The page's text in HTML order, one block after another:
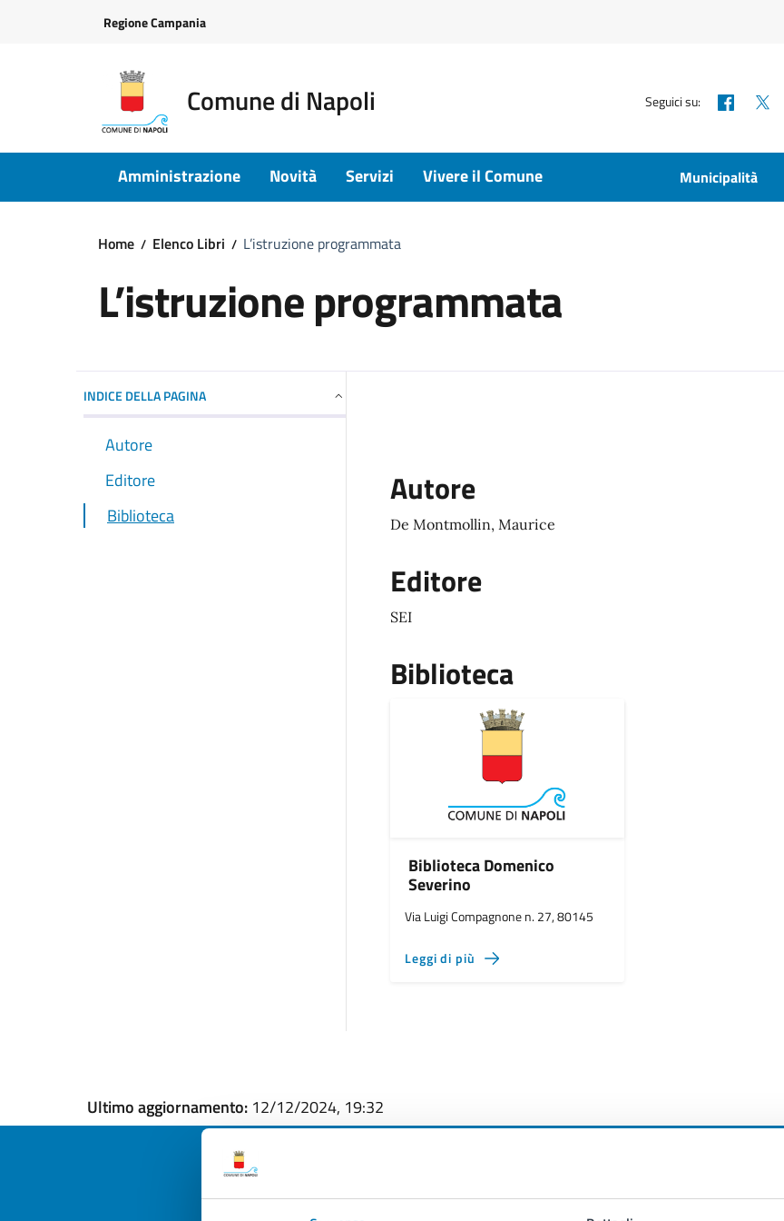
Regione Campania
Comune di Napoli Seguici su:
Amministrazione Novità Servizi Vivere il Comune Municipalità
Home Elenco Libri L’istruzione programmata
L’istruzione programmata
INDICE DELLA PAGINA
Autore
Editore
Biblioteca
Autore
De Montmollin, Maurice
Editore
SEI
Biblioteca
Biblioteca Domenico
Severino
Via Luigi Compagnone n. 27, 80145
Leggi di più
Ultimo aggiornamento: 12/12/2024, 19:32